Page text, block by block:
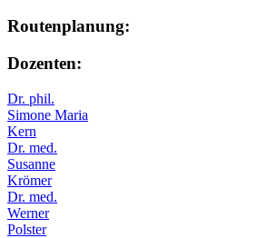
Routenplanung:
Dozenten:
Dr. phil.
Simone Maria
Kern
Dr. med.
Susanne
Krömer
Dr. med.
Werner
Polster